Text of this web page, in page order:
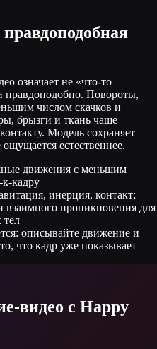
означает не «что‑то
правдоподобно. Повороты,
числом скачков и
брызги и ткань чаще
Модель сохраняет
естественнее.
движения с меньшим
к-кадру
инерция, контакт;
взаимного проникновения для
тел
описывайте движение и
что кадр уже показывает
видео с Happy